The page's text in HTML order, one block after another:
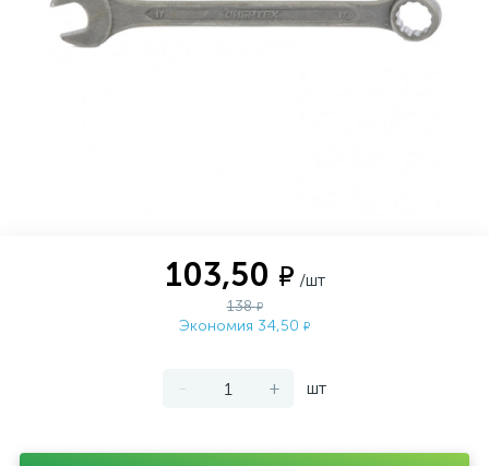
103,50 ₽ /шт
138₽
Экономия 34,50 ₽
- + шт